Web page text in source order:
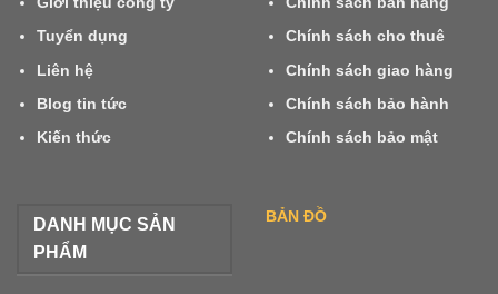
Tuyển dụng
Liên hệ
Blog tin tức
Kiến thức
Chính sách cho thuê
Chính sách giao hàng
Chính sách bảo hành
Chính sách bảo mật
DANH MỤC SẢN
PHẨM
BẢN ĐỒ